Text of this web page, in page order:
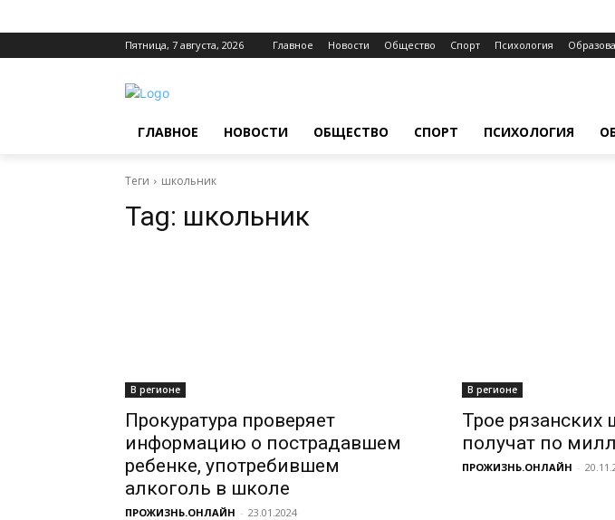
Пятница, 7 августа, 2026 Главное Новости Общество Спорт Психология
ГЛАВНОЕ НОВОСТИ ОБЩЕСТВО СПОРТ ПСИХОЛОГИЯ
Теги школьник
Tag: школьник
В регионе
Прокуратура проверяет
информацию о пострадавшем
ребенке, употребившем
алкоголь в школе
ПРОЖИЗНЬ.ОНЛАЙН - 23.01.2024
В регионе
Трое рязанских
получат по
ПРОЖИЗНЬ.ОНЛАЙН -